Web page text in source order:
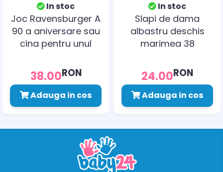
In stoc
Joc Ravensburger A
90 a aniversare sau
cina pentru unul
38.00RON
Adauga in cos
In stoc
Slapi de dama
albastru deschis
marimea 38
24.00RON
Adauga in cos